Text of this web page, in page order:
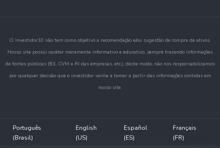
O Investidor10 não tem como objetivo a recomendação e/ou sugestão de compra de ativos.
Nosso site possui caráter meramente informativo e educativo, sempre trazendo informações
de fontes públicas (B3, CVM e RI das empresas, etc.), deste modo, não nos responsabilizamos
por qualquer decisão que o investidor venha a tomar a partir das informações contidas em
nosso site.
Português
(Brasil)
English
(US)
Español
(ES)
Français
(FR)